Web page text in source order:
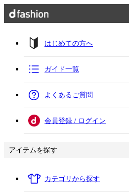
はじめての方へ
ガイド一覧
よくあるご質問
会員登録 / ログイン
アイテムを探す
カテゴリから探す